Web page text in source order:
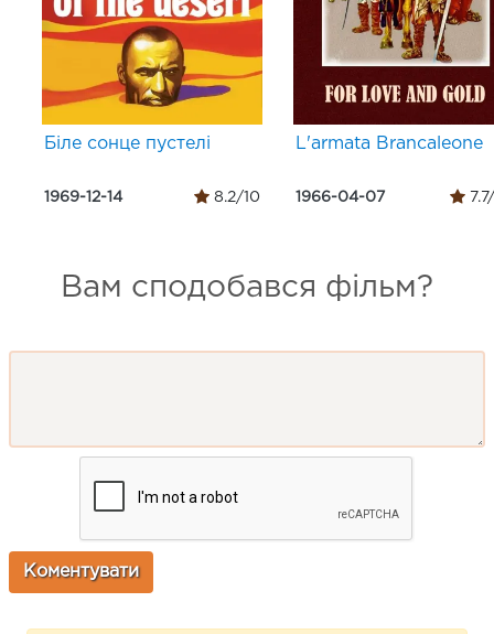
Біле сонце пустелі
1969-12-14 8.2/10
L'armata Brancaleone
1966-04-07
Вам сподобався фільм?